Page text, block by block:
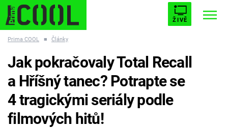
ŽIVĚ
ESCAPE PLNEJ KOTEL AVENGERS 5
Prima COOL ■ Články
Jak pokračovaly Total Recall
a Hříšný tanec? Potrapte se
4 tragickými seriály podle
filmových hitů!